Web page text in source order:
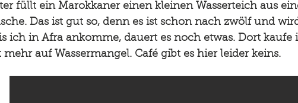
füllt ein Marokkaner einen kleinen Wasserteich aus
Das ist gut so, denn es ist schon nach zwölf und
ich in Afra ankomme, dauert es noch etwas. Dort kaufe
mehr auf Wassermangel. Café gibt es hier leider keins.